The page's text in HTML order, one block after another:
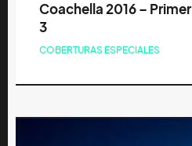
Coachella 2016 –
3
COBERTURAS ESPECIALES